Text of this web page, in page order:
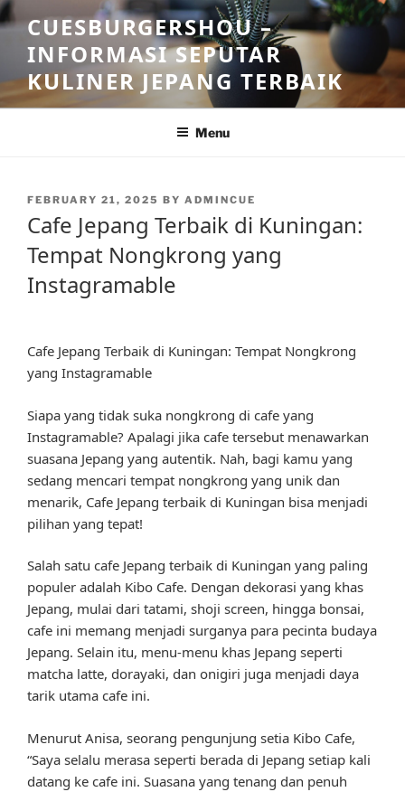
Skip
to
content
CUESBURGERSHOU –
INFORMASI SEPUTAR
KULINER JEPANG TERBAIK
Menu
POSTED
FEBRUARY 21, 2025 BY ADMINCUE
Cafe Jepang Terbaik di Kuningan:
Tempat Nongkrong yang
Instagramable
Cafe Jepang Terbaik di Kuningan: Tempat Nongkrong
yang Instagramable
Siapa yang tidak suka nongkrong di cafe yang
Instagramable? Apalagi jika cafe tersebut menawarkan
suasana Jepang yang autentik. Nah, bagi kamu yang
sedang mencari tempat nongkrong yang unik dan
menarik, Cafe Jepang terbaik di Kuningan bisa menjadi
pilihan yang tepat!
Salah satu cafe Jepang terbaik di Kuningan yang paling
populer adalah Kibo Cafe. Dengan dekorasi yang khas
Jepang, mulai dari tatami, shoji screen, hingga bonsai,
cafe ini memang menjadi surganya para pecinta budaya
Jepang. Selain itu, menu-menu khas Jepang seperti
matcha latte, dorayaki, dan onigiri juga menjadi daya
tarik utama cafe ini.
Menurut Anisa, seorang pengunjung setia Kibo Cafe,
“Saya selalu merasa seperti berada di Jepang setiap kali
datang ke cafe ini. Suasana yang tenang dan penuh